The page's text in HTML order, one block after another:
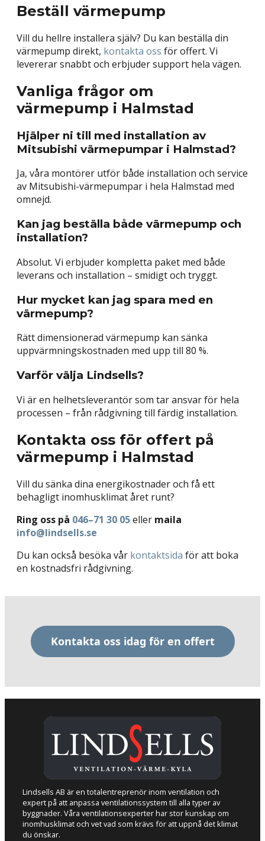
Beställ värmepump
Vill du hellre installera själv? Du kan beställa din
värmepump direkt, kontakta oss för offert. Vi
levererar snabbt och erbjuder support hela vägen.
Vanliga frågor om
värmepump i Halmstad
Hjälper ni till med installation av
Mitsubishi värmepumpar i Halmstad?
Ja, våra montörer utför både installation och service
av Mitsubishi-värmepumpar i hela Halmstad med
omnejd.
Kan jag beställa både värmepump och
installation?
Absolut. Vi erbjuder kompletta paket med både
leverans och installation – smidigt och tryggt.
Hur mycket kan jag spara med en
värmepump?
Rätt dimensionerad värmepump kan sänka
uppvärmningskostnaden med upp till 80 %.
Varför välja Lindsells?
Vi är en helhetsleverantör som tar ansvar för hela
processen – från rådgivning till färdig installation.
Kontakta oss för offert på
värmepump i Halmstad
Vill du sänka dina energikostnader och få ett
behagligt inomhusklimat året runt?
Ring oss på 046–71 30 05eller maila
info@lindsells.se
Du kan också besöka vår kontaktsida för att boka
en kostnadsfri rådgivning.
Kontakta oss idag för en offert
Lindsells AB är en totalentreprenör inom ventilation och
expert på att anpassa ventilationssystem till alla typer av
byggnader. Våra ventilationsexperter har stor kunskap om
inomhusklimat och vet vad som krävs för att uppnå det klimat
du önskar.